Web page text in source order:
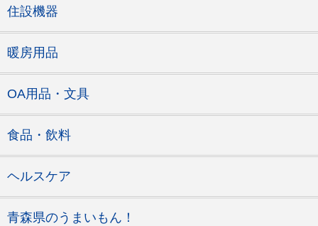
住設機器
暖房用品
OA用品・文具
食品・飲料
ヘルスケア
青森県のうまいもん！